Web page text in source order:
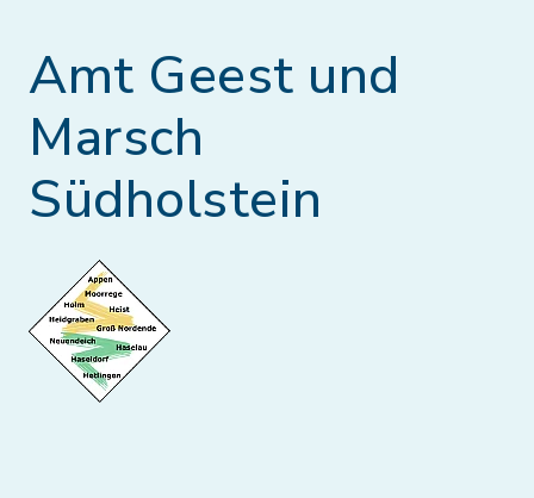
Amt Geest und
Marsch
Südholstein